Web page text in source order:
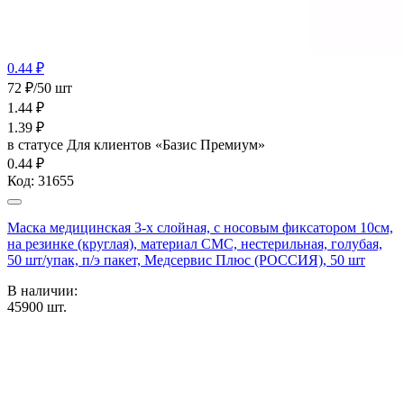
0.44 ₽
72 ₽/50 шт
1.44 ₽
1.39 ₽
в статусе Для клиентов «Базис Премиум»
0.44 ₽
Код: 31655
Маска медицинская 3-х слойная, с носовым фиксатором 10см,
на резинке (круглая), материал СМС, нестерильная, голубая,
50 шт/упак, п/э пакет, Медсервис Плюс (РОССИЯ), 50 шт
В наличии:
45900 шт.